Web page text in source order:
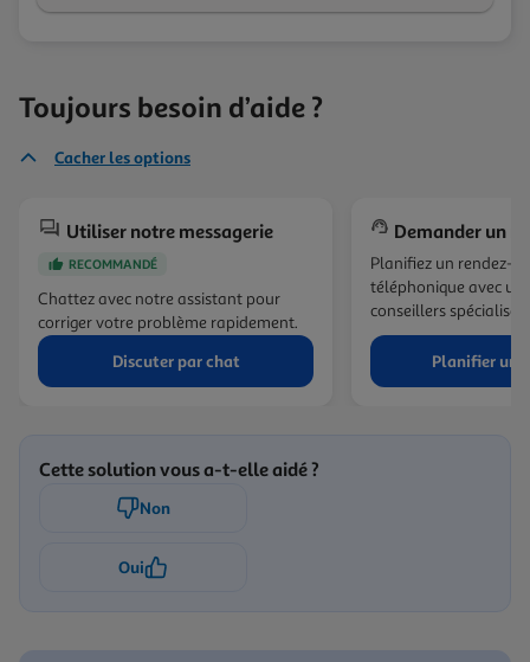
Toujours besoin d’aide ?
Cacher les options
Utiliser notre messagerie
RECOMMANDÉ
Chattez avec notre assistant pour
corriger votre problème rapidement.
Discuter par chat
Demander un
Planifiez un rendez-
téléphonique avec un
conseillers spécialisés.
Planifier un
Cette solution vous a-t-elle aidé ?
Non
Oui